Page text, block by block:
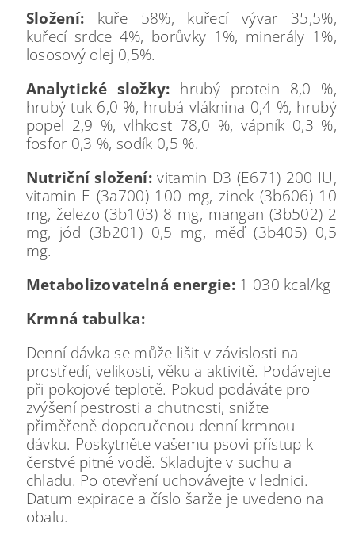
Složení: kuře 58%, kuřecí vývar 35,5%,
kuřecí srdce 4%, borůvky 1%, minerály 1%,
lososový olej 0,5%.
Analytické složky: hrubý protein 8,0 %,
hrubý tuk 6,0 %, hrubá vláknina 0,4 %, hrubý
popel 2,9 %, vlhkost 78,0 %, vápník 0,3 %,
fosfor 0,3 %, sodík 0,5 %.
Nutriční složení:vitamin D3 (E671) 200 IU,
vitamin E (3a700) 100 mg, zinek (3b606) 10
mg, železo (3b103) 8 mg, mangan (3b502) 2
mg, jód (3b201) 0,5 mg, měď (3b405) 0,5
mg.
Metabolizovatelná energie:1 030 kcal/kg
Krmná tabulka:
Denní dávka se může lišit v závislosti na
prostředí, velikosti, věku a aktivitě. Podávejte
při pokojové teplotě. Pokud podáváte pro
zvýšení pestrosti a chutnosti, snižte
přiměřeně doporučenou denní krmnou
dávku. Poskytněte vašemu psovi přístup k
čerstvé pitné vodě. Skladujte v suchu a
chladu. Po otevření uchovávejte v lednici.
Datum expirace a číslo šarže je uvedeno na
obalu.